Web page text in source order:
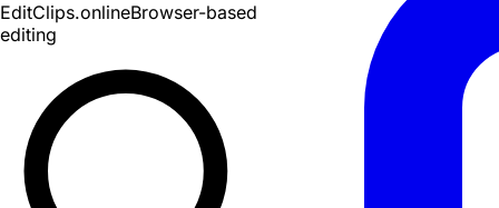
EditClips.onlineBrowser-based
editing